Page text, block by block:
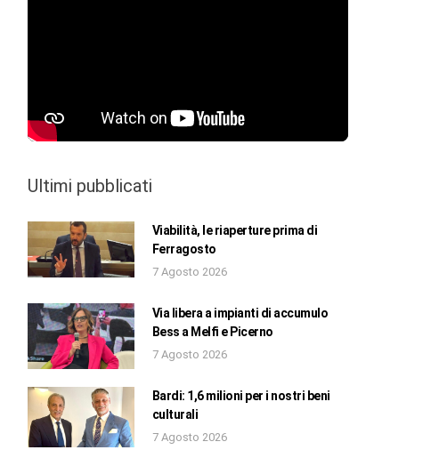
Ultimi pubblicati
Viabilità, le riaperture prima di
Ferragosto
7 Agosto 2026
Via libera a impianti di accumulo
Bess a Melfi e Picerno
7 Agosto 2026
Bardi: 1,6 milioni per i nostri beni
culturali
7 Agosto 2026